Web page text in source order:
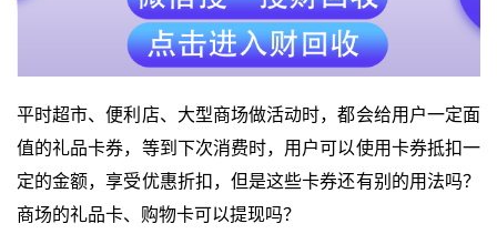
平时超市、便利店、大型商场做活动时，都会给用户一定面
值的礼品卡券，等到下次消费时，用户可以使用卡券抵扣一
定的金额，享受优惠折扣，但是这些卡券还有别的用法吗？
商场的礼品卡、购物卡可以提现吗？